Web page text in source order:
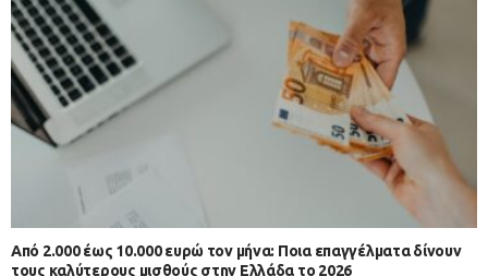
Από 2.000 έως 10.000 ευρώ τον μήνα: Ποια επαγγέλματα δίνουν
τους καλύτερους μισθούς στην Ελλάδα το 2026